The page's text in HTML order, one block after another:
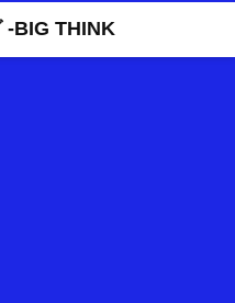
-BIG THINK